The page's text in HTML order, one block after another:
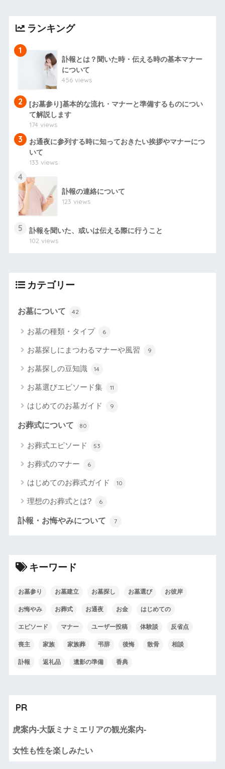
ランキング
1
訃報とは？聞いた時・伝える時の基本マナー
について
456 views
2
[お墓参り]基本的な流れ・マナーと準備するものについ
て解説します
174 views
3
お通夜に参列する時に知っておきたい挨拶やマナーにつ
いて
133 views
4
訃報の連絡について
123 views
5
訃報を聞いた、或いは伝える際に行うこと
102 views
カテゴリー
お墓について 42
お墓の種類・タイプ 6
お墓探しにまつわるマナーや風習 9
お墓探しの豆知識 14
お墓選びエピソード集 11
はじめてのお墓ガイド 9
お葬式について 80
お葬式エピソード 53
お葬式のマナー 6
はじめてのお葬式ガイド 10
理想のお葬式とは? 6
訃報・お悔やみについて 7
キーワード
お墓参り お墓建立 お墓探し お墓選び お彼岸
お悔やみ お葬式 お通夜 お金 はじめての
エピソード マナー ユーザー投稿 体験談 反省点
喪主 家族 家族葬 弔辞 後悔 散骨 相談
訃報 返礼品 遺影の準備 香典
PR
虎案内-大阪ミナミエリアの観光案内-
女性も性を楽しみたい